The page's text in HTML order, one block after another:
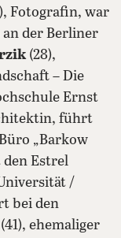
Fotografin, war
der Berliner
(28),
– Die
Ernst
führt
„Barkow
den Estrel
/
bei den
(41), ehemaliger